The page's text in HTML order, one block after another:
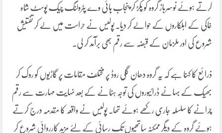
کرتے ہوئے نوسرباز گروہ کو پکڑ کر پنجاب ہائی وے پٹرولنگ چیک پوسٹ شاہ
خاکی کے اہلکاروں کے حوالے کر دیا۔ پولیس نے حراست میں لے کر تفتیش
شروع کی اور ملزمان کے قبضہ سے رقم بھی برآمد کر لی۔
ذرائع کا کہنا ہے کہ یہ گروہ دھان گلی روڈ پر مختلف مقامات پر گاڑیوں کو روک کر
بھیک کے بہانے ڈرائیوروں کی توجہ ہٹانے کے بعد نہایت مہارت سے رقم
چرانے کا سلسلہ جاری رکھے ہوئے تھا۔ پولیس نے واقعہ کا مقدمہ درج کرتے
ہوئے گروہ کے دیگر ممکنہ ساتھیوں تک رسائی کے لئے مزید کارروائی شروع کر